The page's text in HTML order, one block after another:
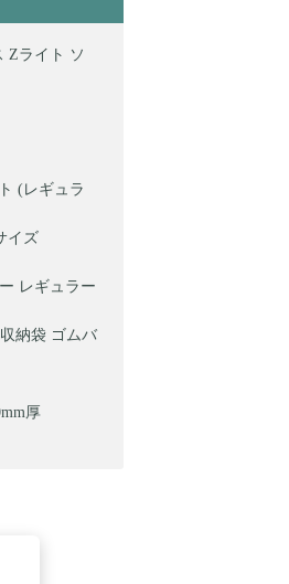
Zライト ソ
(レギュラ
イズ
レギュラー
納袋 ゴムバ
厚